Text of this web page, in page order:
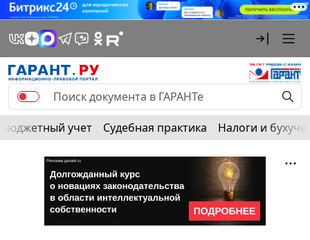
Бюджетный учет Судебная практика Налоги и